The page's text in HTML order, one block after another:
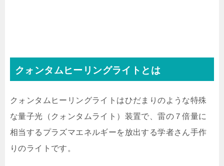
クォンタムヒーリングライトとは
クォンタムヒーリングライトはひだまりのような特殊
な量子光（クォンタムライト）装置で、雷の７倍量に
相当するプラズマエネルギーを放出する学者さん手作
りのライトです。